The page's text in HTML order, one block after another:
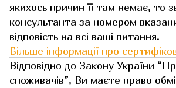
якихось причин її там немає, то
консультанта за номером
відповість на всі ваші питання.
Більше інформації про
Відповідно до Закону України
споживачів”, Ви маєте право